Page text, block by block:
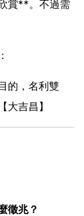
賞**。不過需
的，名利雙
大吉昌】
徵兆？